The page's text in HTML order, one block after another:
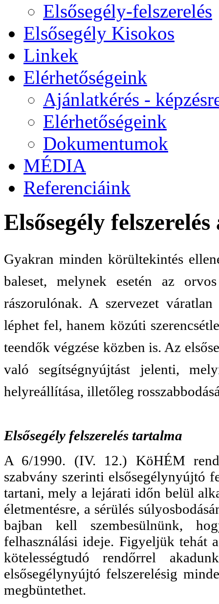
Elsősegély-felszerelés
Elsősegély Kisokos
Linkek
Elérhetőségeink
Ajánlatkérés -
Elérhetőségeink
Dokumentumok
MÉDIA
Referenciáink
Elsősegély
Gyakran minden körültekintés
baleset, melynek esetén az
rászorulónak. A szervezet
léphet fel, hanem közúti
teendők végzése közben is. Az
való segítségnyújtást jelenti,
helyreállítása, illetőleg
Elsősegély felszerelés tartalma
A 6/1990. (IV. 12.) KöHÉM
szabvány szerinti elsősegélynyújtó
tartani, mely a lejárati időn belül
életmentésre, a sérülés
bajban kell szembesülnünk,
felhasználási ideje. Figyeljük tehát
kötelességtudó rendőrrel
elsősegélynyújtó felszerelésig
megbüntethet.